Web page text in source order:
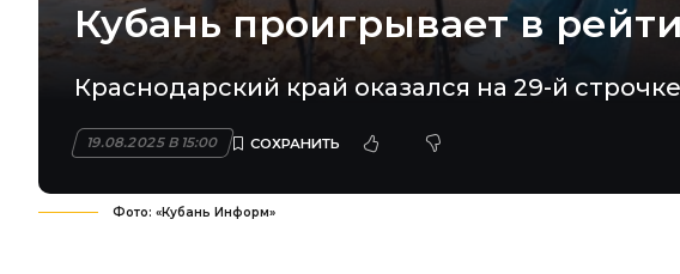
Кубань проигрывает в
Краснодарский край оказался на 29-й
19.08.2025 В 15:00
Фото: «Кубань Информ»